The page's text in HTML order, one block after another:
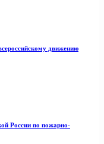
движению
России по пожарно-